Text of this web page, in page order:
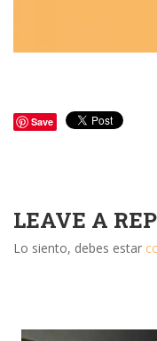
Save
LEAVE A
Lo siento, debes estar